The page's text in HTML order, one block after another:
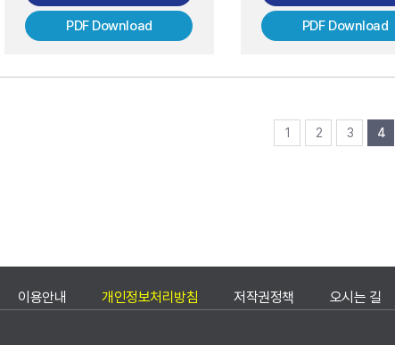
PDF Download PDF Download
1 2 3 4
이용안내 개인정보처리방침 저작권정책 오시는 길